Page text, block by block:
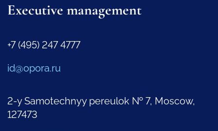
Executive management
+7 (495) 247 4777
id@opora.ru
2-y Samotechnyy pereulok № 7, Moscow,
127473